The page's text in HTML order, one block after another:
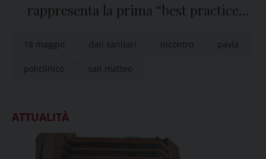
rappresenta la prima “best practice
18 maggio dati sanitari incontro pavia
policlinico san matteo
ATTUALITÀ